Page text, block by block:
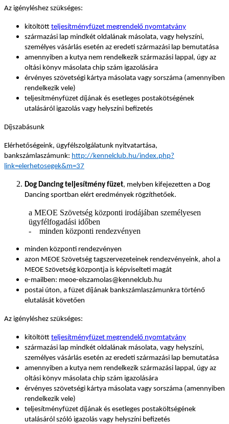
Az igényléshez szükséges:
kitöltött teljesítményfüzet megrendelő nyomtatvány
származási lap mindkét oldalának másolata, vagy helyszíni,
személyes vásárlás esetén az eredeti származási lap bemutatása
amennyiben a kutya nem rendelkezik származási lappal, úgy az
oltási könyv másolata chip szám igazolására
érvényes szövetségi kártya másolata vagy sorszáma (amennyiben
rendelkezik vele)
teljesítményfüzet díjának és esetleges postakötségének
utalásáról igazolás vagy helyszíni befizetés
Díjszabásunk
Elérhetőségeink, ügyfélszolgálatunk nyitvatartása,
bankszámlaszámunk: http://kennelclub.hu/index.php?
link=elerhetosegek&m=37
Dog Dancing teljesítmény füzet, melyben kifejezetten a Dog
Dancing sportban elért eredmények rögzíthetőek.
a MEOE Szövetség központi irodájában személyesen
ügyfélfogadási időben
- minden központi rendezvényen
minden központi rendezvényen
azon MEOE Szövetség tagszervezeteinek rendezvényeink, ahol a
MEOE Szövetség központja is képviselteti magát
e-mailben: meoe-elszamolas@kennelclub.hu
postai úton, a füzet díjának bankszámlaszámunkra történő
elutalását követően
Az igényléshez szükséges:
kitöltött teljesítményfüzet megrendelő nyomtatvány
származási lap mindkét oldalának másolata, vagy helyszíni,
személyes vásárlás esetén az eredeti származási lap bemutatása
amennyiben a kutya nem rendelkezik származási lappal, úgy az
oltási könyv másolata chip szám igazolására
érvényes szövetségi kártya másolata vagy sorszáma (amennyiben
rendelkezik vele)
teljesítményfüzet díjának és esetleges postaköltségének
utalásáról szóló igazolás vagy helyszíni befizetés